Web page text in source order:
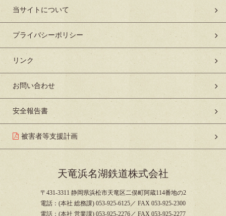
当サイトについて
プライバシーポリシー
リンク
お問い合わせ
安全報告書
被害者等支援計画
天竜浜名湖鉄道株式会社
〒431-3311 静岡県浜松市天竜区二俣町阿蔵114番地の2
電話：(本社 総務課) 053-925-6125／ FAX 053-925-2300
電話：(本社 営業課) 053-925-2276／ FAX 053-925-2277